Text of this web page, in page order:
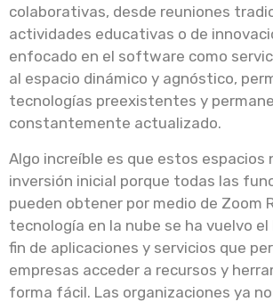
colaborativas, desde reuniones
actividades educativas o de
enfocado en el software como
al espacio dinámico y agnóstico,
tecnologías preexistentes y
constantemente actualizado.
Algo increíble es que estos espacios
inversión inicial porque todas las
pueden obtener por medio de Zoom
tecnología en la nube se ha vuelvo el
fin de aplicaciones y servicios que
empresas acceder a recursos y
forma fácil. Las organizaciones ya